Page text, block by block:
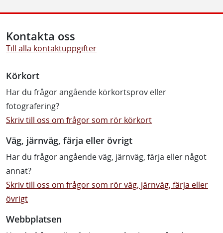
Kontakta oss
Till alla kontaktuppgifter
Körkort
Har du frågor angående körkortsprov eller
fotografering?
Skriv till oss om frågor som rör körkort
Väg, järnväg, färja eller övrigt
Har du frågor angående väg, järnväg, färja eller något
annat?
Skriv till oss om frågor som rör väg, järnväg, färja eller
övrigt
Webbplatsen